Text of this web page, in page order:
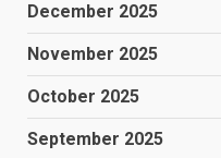
December 2025
November 2025
October 2025
September 2025